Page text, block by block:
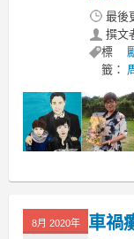
最後
撰文
標
籤：
8月 2020年
車禍